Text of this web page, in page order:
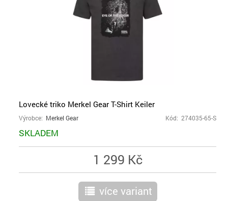
Lovecké triko Merkel Gear T-Shirt Keiler
Výrobce: Merkel Gear Kód: 274035-65-S
SKLADEM
1 299 Kč
r více variant